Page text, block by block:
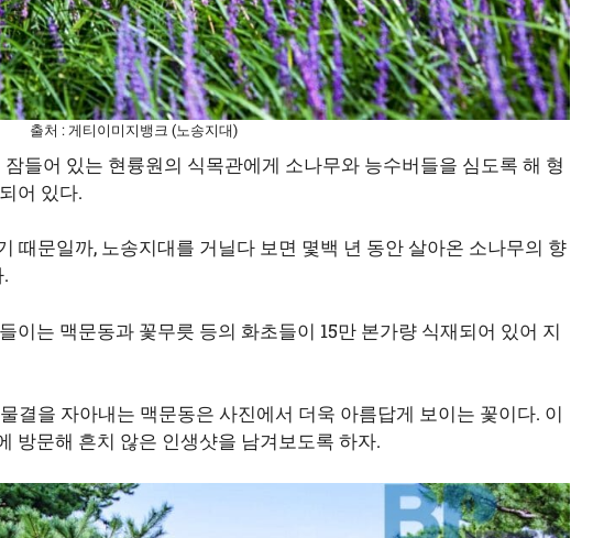
출처 : 게티이미지뱅크 (노송지대)
들어 있는 현륭원의 식목관에게 소나무와 능수버들을 심도록 해 형
어 있다.
때문일까, 노송지대를 거닐다 보면 몇백 년 동안 살아온 소나무의 향
이는 맥문동과 꽃무릇 등의 화초들이 15만 본가량 식재되어 있어 지
결을 자아내는 맥문동은 사진에서 더욱 아름답게 보이는 꽃이다. 이
방문해 흔치 않은 인생샷을 남겨보도록 하자.